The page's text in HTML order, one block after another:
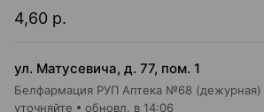
4,60 р.
ул. Матусевича, д. 77, пом. 1
Белфармация РУП Аптека №68 (дежурная)
уточняйте обновл. в 14:06